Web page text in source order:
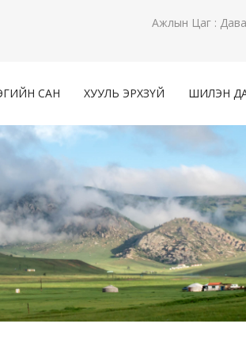
Ажлын Цаг :
САН ХУУЛЬ ЭРХЗҮЙ ШИЛЭН